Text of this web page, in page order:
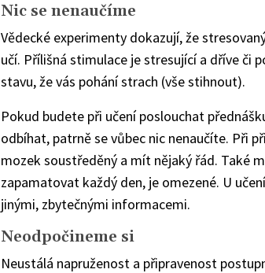
Nic se nenaučíme
Vědecké experimenty dokazují, že
učí. Přílišná stimulace je stresující a dříve či
stavu, že vás pohání strach (vše stihnout).
Pokud budete při učení poslouchat
odbíhat, patrně se vůbec nic nenaučíte. Při
mozek soustředěný a mít nějaký řád. Také
zapamatovat každý den, je omezené. U
jinými, zbytečnými informacemi.
Neodpočineme si
Neustálá napruženost a připravenost